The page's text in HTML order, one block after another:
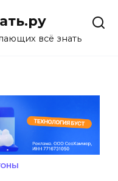
всё знать